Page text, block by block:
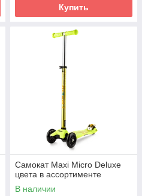
Купить
Самокат Maxi Micro Deluxe
цвета в ассортименте
В наличии